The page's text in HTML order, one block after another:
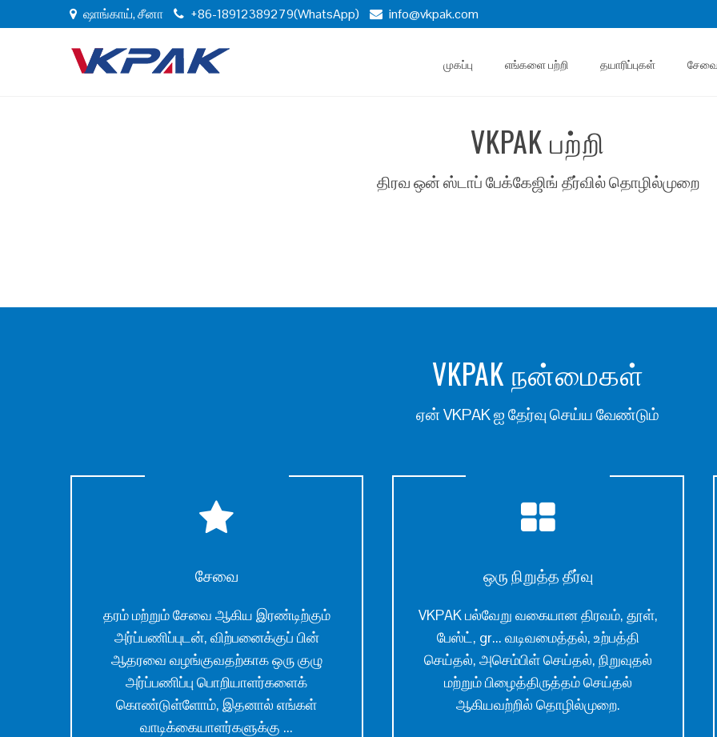
ஷாங்காய், சீனா +86-18912389279(WhatsApp) info@vkpak.com
முகப்பு எங்களை பற்றி தயாரிப்புகள் சேவை
VKPAK பற்றி
திரவ ஒன் ஸ்டாப் பேக்கேஜிங் தீர்வில் தொழில்முறை
VKPAK நன்மைகள்
ஏன் VKPAK ஐ தேர்வு செய்ய வேண்டும்
சேவை
தரம் மற்றும் சேவை ஆகிய இரண்டிற்கும்
அர்ப்பணிப்புடன், விற்பனைக்குப் பின்
ஆதரவை வழங்குவதற்காக ஒரு குழு
அர்ப்பணிப்பு பொறியாளர்களைக்
கொண்டுள்ளோம், இதனால் எங்கள்
வாடிக்கையாளர்களுக்கு ...
ஒரு நிறுத்த தீர்வு
VKPAK பல்வேறு வகையான திரவம், தூள்,
பேஸ்ட், gr... வடிவமைத்தல், உற்பத்தி
செய்தல், அசெம்பிள் செய்தல், நிறுவுதல்
மற்றும் பிழைத்திருத்தம் செய்தல்
ஆகியவற்றில் தொழில்முறை.